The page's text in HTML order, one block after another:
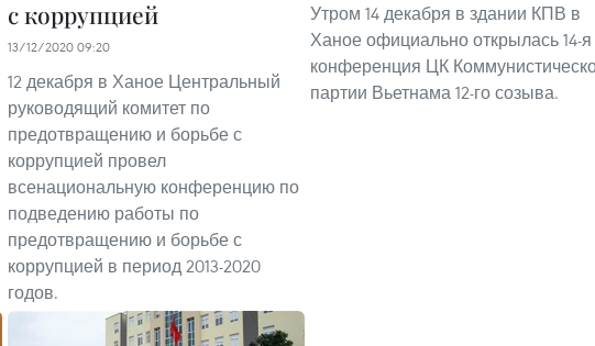
с коррупцией
13/12/2020 09:20
12 декабря в Ханое Центральный
руководящий комитет по
предотвращению и борьбе с
коррупцией провел
всенациональную конференцию по
подведению работы по
предотвращению и борьбе с
коррупцией в период 2013-2020
годов.
Утром 14 декабря в здании КПВ в
Ханое официально открылась 14-я
конференция ЦК
партии Вьетнама 12-го созыва.